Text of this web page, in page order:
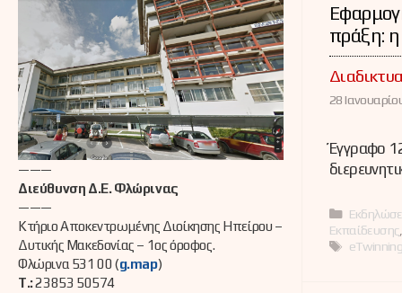
πράξη:
28
Έγγραφο
Εκπαίδευσης
Ετικέτες
eTwinning
———
Διεύθυνση Δ.Ε. Φλώρινας
———
Κτήριο Αποκεντρωμένης Διοίκησης Ηπείρου –
Δυτικής Μακεδονίας – 1ος όροφος.
Φλώρινα 531 00 (g.map)
Τ.:23853 50574